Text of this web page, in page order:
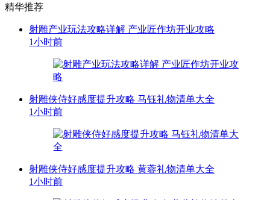
精华推荐
射雕产业玩法攻略详解 产业匠作坊开业攻略
1小时前
射雕侠侍好感度提升攻略 马钰礼物清单大全
1小时前
射雕侠侍好感度提升攻略 黄蓉礼物清单大全
1小时前